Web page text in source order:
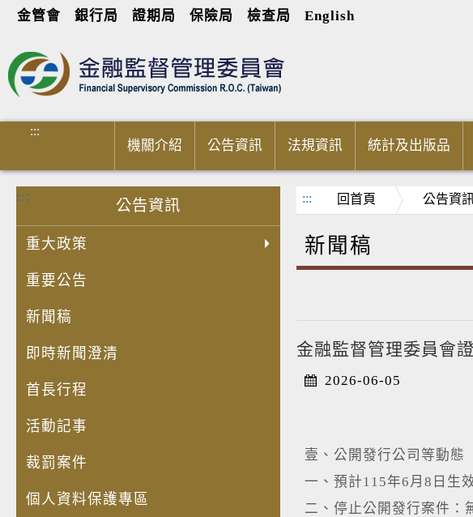
金管會 銀行局 證期局 保險局 檢查局 English
:::
機關介紹 公告資訊 法規資訊 統計及出版品
:::
公告資訊
重大政策
重要公告
新聞稿
即時新聞澄清
首長行程
活動記事
裁罰案件
個人資料保護專區
::: 回首頁 公告資
新聞稿
金融監督管理委員會
2026-06-05
壹、公開發行公司等動態
一、預計115年6月8日生
二、停止公開發行案件：